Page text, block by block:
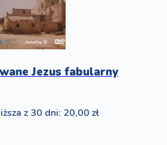
Jezus fabularny
z 30 dni: 20,00 zł